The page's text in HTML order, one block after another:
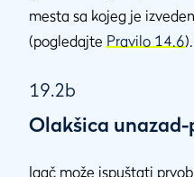
mesta sa kojeg je
(pogledajte Pravilo 14.6).
19.2b
Olakšica
Igač može ispuštati